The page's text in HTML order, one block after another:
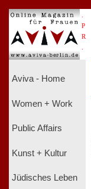
P
R
Aviva - Home
Women + Work
Public Affairs
Kunst + Kultur
Jüdisches Leben